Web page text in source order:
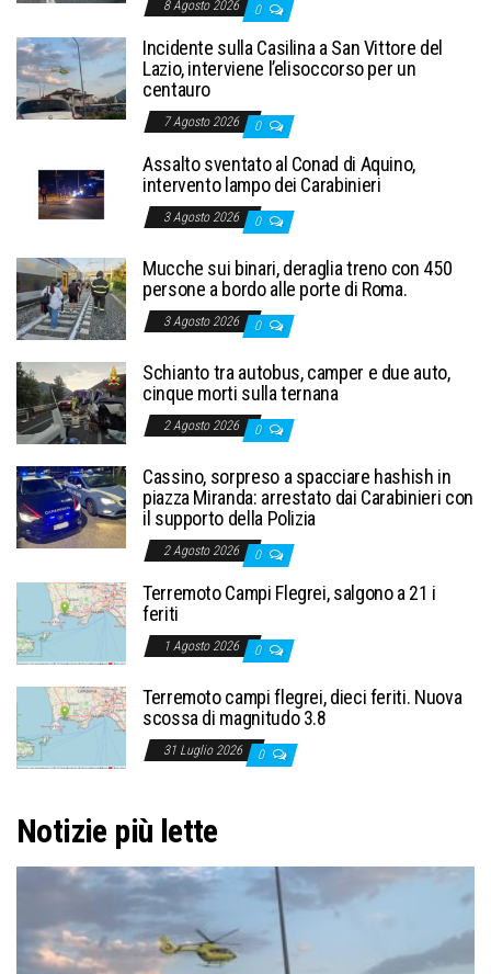
8 Agosto 2026 0
Incidente sulla Casilina a San Vittore del
Lazio, interviene l’elisoccorso per un
centauro
7 Agosto 2026 0
Assalto sventato al Conad di Aquino,
intervento lampo dei Carabinieri
3 Agosto 2026 0
Mucche sui binari, deraglia treno con 450
persone a bordo alle porte di Roma.
3 Agosto 2026 0
Schianto tra autobus, camper e due auto,
cinque morti sulla ternana
2 Agosto 2026 0
Cassino, sorpreso a spacciare hashish in
piazza Miranda: arrestato dai Carabinieri con
il supporto della Polizia
2 Agosto 2026 0
Terremoto Campi Flegrei, salgono a 21 i
feriti
1 Agosto 2026 0
Terremoto campi flegrei, dieci feriti. Nuova
scossa di magnitudo 3.8
31 Luglio 2026 0
Notizie più lette